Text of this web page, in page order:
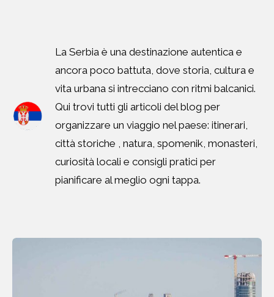
La Serbia è una destinazione autentica e
ancora poco battuta, dove storia, cultura e
vita urbana si intrecciano con ritmi balcanici.
Qui trovi tutti gli articoli del blog per
organizzare un viaggio nel paese: itinerari,
città storiche , natura, spomenik, monasteri,
curiosità locali e consigli pratici per
pianificare al meglio ogni tappa.